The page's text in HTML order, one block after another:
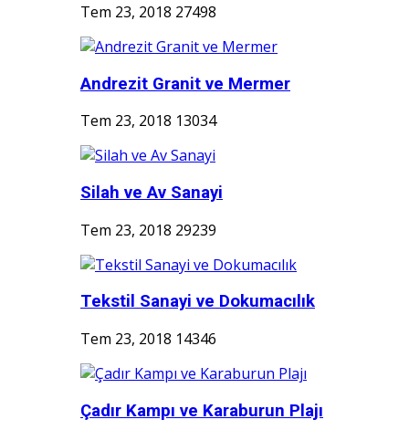
Tem 23, 2018 27498
Andrezit Granit ve Mermer
Tem 23, 2018 13034
Silah ve Av Sanayi
Tem 23, 2018 29239
Tekstil Sanayi ve Dokumacılık
Tem 23, 2018 14346
Çadır Kampı ve Karaburun Plajı